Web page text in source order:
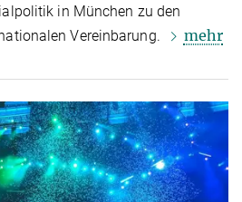
in München zu den
Vereinbarung.
mehr